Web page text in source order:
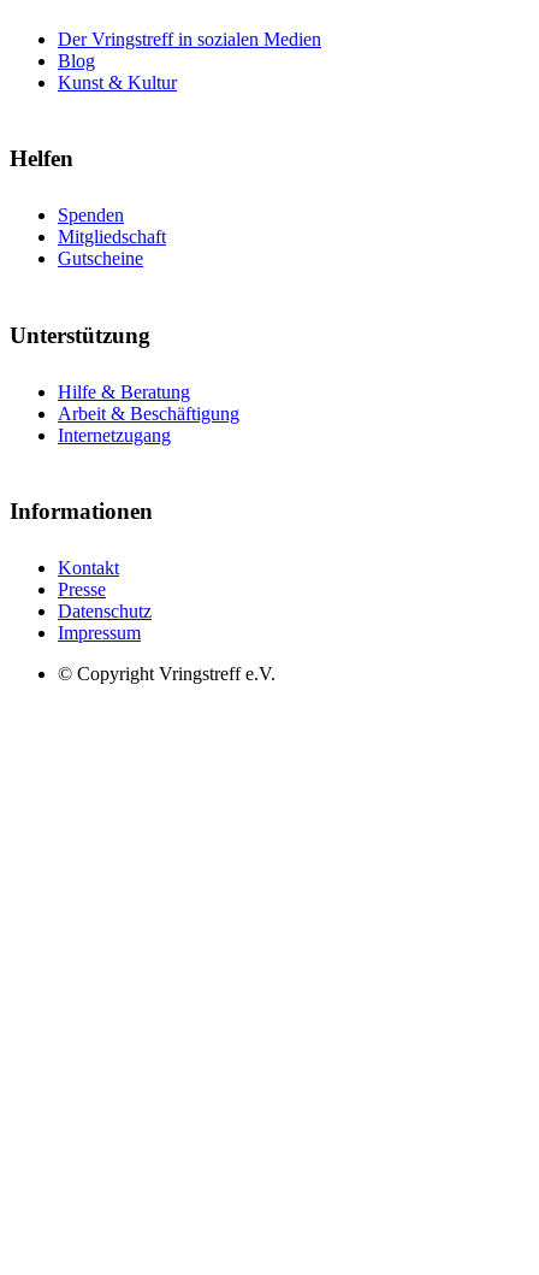
Der Vringstreff in sozialen Medien
Blog
Kunst & Kultur
Helfen
Spenden
Mitgliedschaft
Gutscheine
Unterstützung
Hilfe & Beratung
Arbeit & Beschäftigung
Internetzugang
Informationen
Kontakt
Presse
Datenschutz
Impressum
© Copyright Vringstreff e.V.